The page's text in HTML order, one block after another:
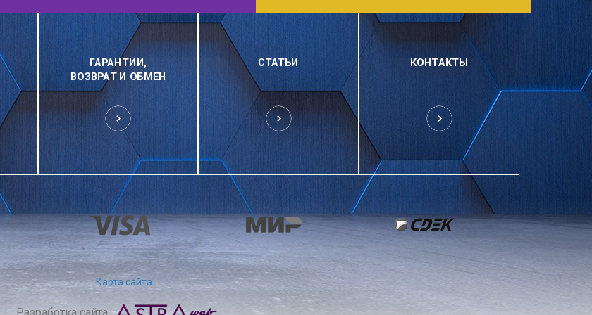
ГАРАНТИИ,
ВОЗВРАТ И ОБМЕН
СТАТЬИ КОНТАКТЫ
Карта сайта